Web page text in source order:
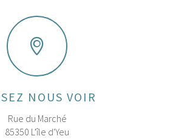
NOUS VOIR
Rue du Marché
85350 L'île d'Yeu